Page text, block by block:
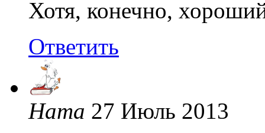
Хотя, конечно,
Ответить
Ната 27 Июль 2013